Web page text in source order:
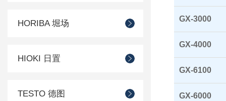
HORIBA 堀场
HIOKI 日置
TESTO 德图
GX-3000
GX-4000
GX-6100
GX-6000